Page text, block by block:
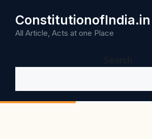
content
ConstitutionofIndia.in
All Article, Acts at one Place
Search